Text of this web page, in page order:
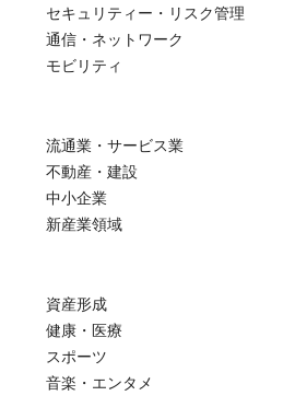
セキュリティー・リスク管理
通信・ネットワーク
モビリティ
流通業・サービス業
不動産・建設
中小企業
新産業領域
資産形成
健康・医療
スポーツ
音楽・エンタメ